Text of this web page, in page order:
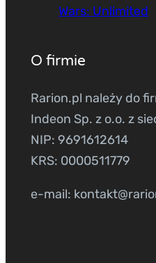
Wars: Unlimited
O firmie
Rarion.pl należy do
Indeon Sp. z o.o. z
NIP: 9691612614
KRS: 0000511779
e-mail: